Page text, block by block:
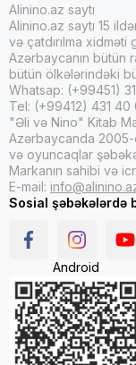
Alinino.az saytı
Alinino.az saytı 15
və çatdırılma xidməti
Azərbaycanın bütün
bütün ölkələrindəki
Whatsap: (+99451)
Tel: (+99412) 431 40
"Əli və Nino" Kitab
Azərbaycanda
və oyuncaqlar
Markanın sahibi və
E-mail:
Sosial şəbəkələrdə
Android